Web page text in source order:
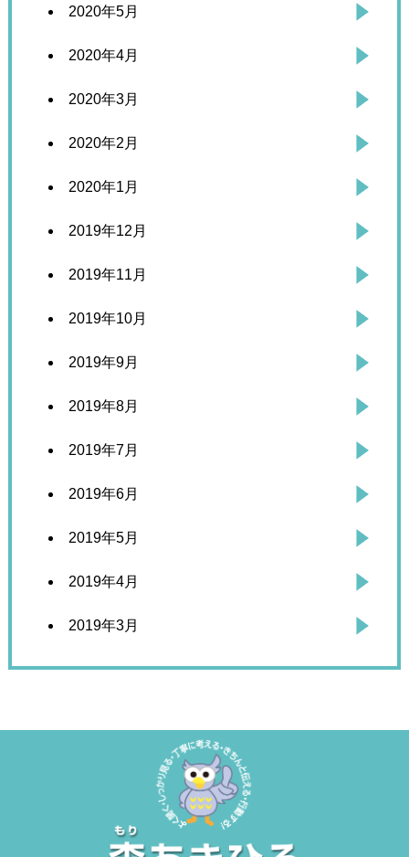
2020年5月
2020年4月
2020年3月
2020年2月
2020年1月
2019年12月
2019年11月
2019年10月
2019年9月
2019年8月
2019年7月
2019年6月
2019年5月
2019年4月
2019年3月